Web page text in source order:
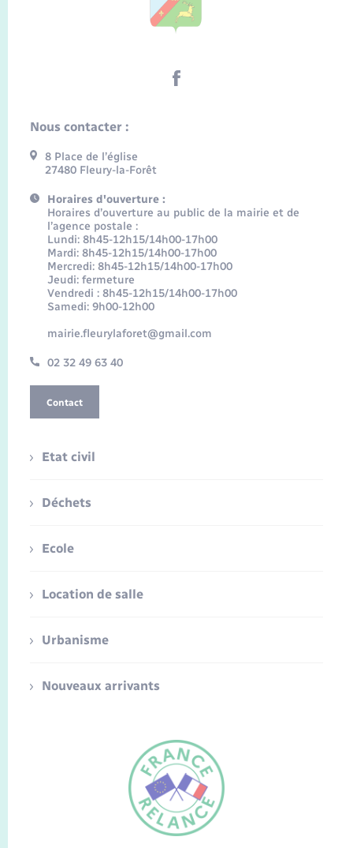
FR
Nous contacter :
8 Place de l’église
27480 Fleury-la-Forêt
Horaires d'ouverture :
Horaires d’ouverture au public de la mairie et de
l’agence postale :
Lundi: 8h45-12h15/14h00-17h00
Mardi: 8h45-12h15/14h00-17h00
Mercredi: 8h45-12h15/14h00-17h00
Jeudi: fermeture
Vendredi : 8h45-12h15/14h00-17h00
Samedi: 9h00-12h00
mairie.fleurylaforet@gmail.com
02 32 49 63 40
Contact
Etat civil
Déchets
Ecole
Location de salle
Urbanisme
Nouveaux arrivants